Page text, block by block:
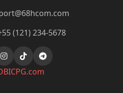
(121) 234-5678